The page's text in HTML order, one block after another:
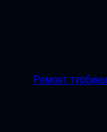
Ремонт